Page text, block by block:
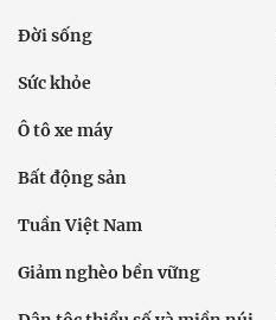
Đời sống
Sức khỏe
Ô tô xe máy
Bất động sản
Tuần Việt Nam
Giảm nghèo bền vững